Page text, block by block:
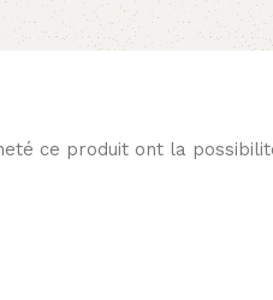
ce produit ont la